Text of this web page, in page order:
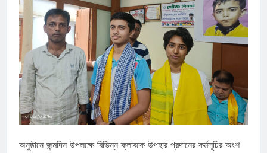
অনুষ্ঠানে জন্মদিন উপলক্ষে বিভিন্ন ক্লাবকে উপহার প্রদানের কর্মসূচির অংশ